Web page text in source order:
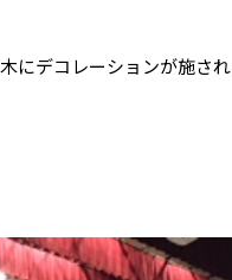
にデコレーションが施され